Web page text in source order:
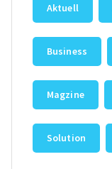
Aktuell
Business
Magzine
Solution